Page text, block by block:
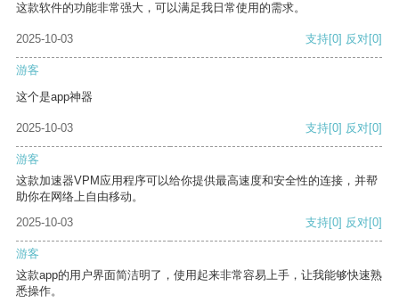
这款软件的功能非常强大，可以满足我日常使用的需求。
2025-10-03 支持[0] 反对[0]
游客
这个是app神器
2025-10-03 支持[0] 反对[0]
游客
这款加速器VPM应用程序可以给你提供最高速度和安全性的连接，并帮
助你在网络上自由移动。
2025-10-03
支持[0] 反对[0]
游客
这款app的用户界面简洁明了，使用起来非常容易上手，让我能够快速熟
悉操作。